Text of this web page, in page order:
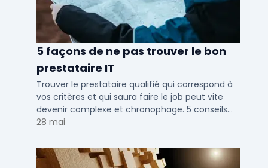
5 façons de ne pas trouver le bon
prestataire IT
Trouver le prestataire qualifié qui correspond à
vos critères et qui saura faire le job peut vite
devenir complexe et chronophage. 5 conseils
pour vous !
28 mai